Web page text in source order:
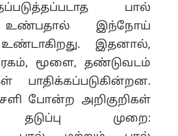
பால்
உண்பதால் இந்நோய்
உண்டாகிறது. இதனால்,
மூளை, தண்டுவடம்
பாதிக்கப்படுகின்றன.
போன்ற அறிகுறிகள்
தடுப்பு முறை: